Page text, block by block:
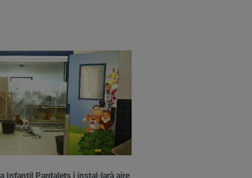
Infantil Pardalets i instal·larà aire